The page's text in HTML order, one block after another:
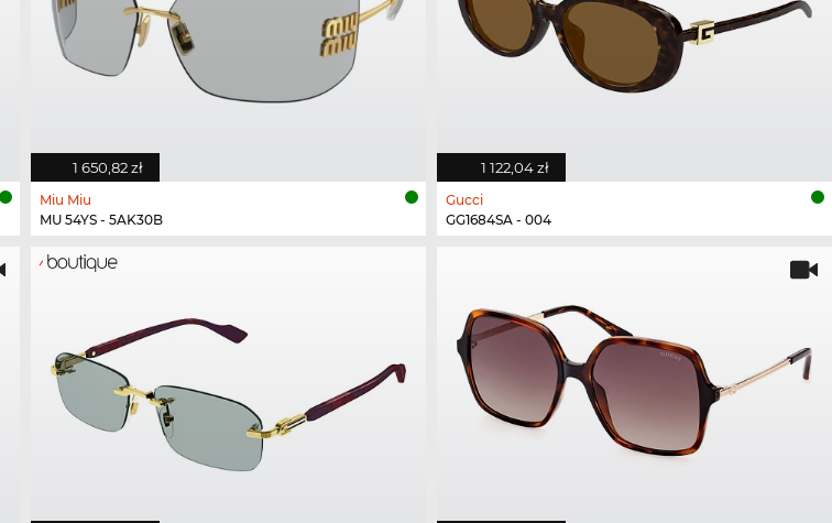
1 650,82 zł
Miu Miu
MU 54YS - 5AK30B
1 122,04 zł
Gucci
GG1684SA - 004